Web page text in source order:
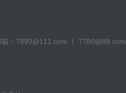
： 7899@111.com 丨 7780@88.com